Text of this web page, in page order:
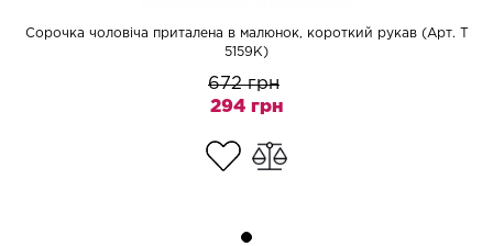
Сорочка чоловіча приталена в малюнок, короткий рукав (Арт. T
5159K)
672 грн
294 грн